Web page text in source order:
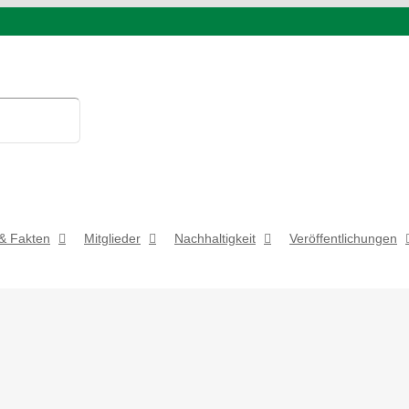
Fakten Mitglieder Nachhaltigkeit Veröffentlichungen